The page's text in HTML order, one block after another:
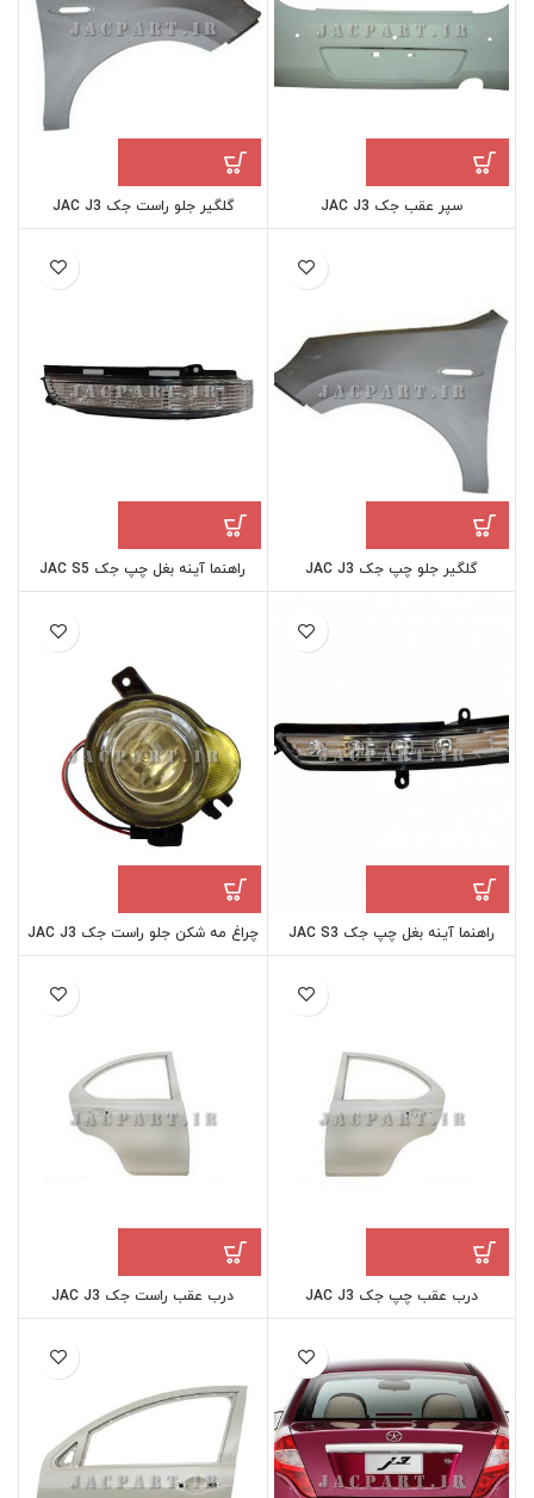
سپر عقب جک JAC J3 گلگیر جلو راست جک JAC J3
گلگیر جلو چپ جک JAC J3 راهنما آینه بغل چپ جک JAC S5
راهنما آینه بغل چپ جک JAC S3 چراغ مه شکن جلو راست جک JAC J3
درب عقب چپ جک JAC J3 درب عقب راست جک JAC J3